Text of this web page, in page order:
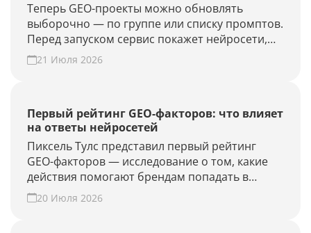
Теперь GEO-проекты можно обновлять
выборочно — по группе или списку промптов.
Перед запуском сервис покажет нейросети,
объём проверки и расход лимитов. Проверьте
новые запросы или результат GEO-работ без
21 Июля 2026
Первый рейтинг GEO-факторов: что влияет
на ответы нейросетей
Пиксель Тулс представил первый рейтинг
GEO-факторов — исследование о том, какие
действия помогают брендам попадать в
ответы нейросетей.
20 Июля 2026